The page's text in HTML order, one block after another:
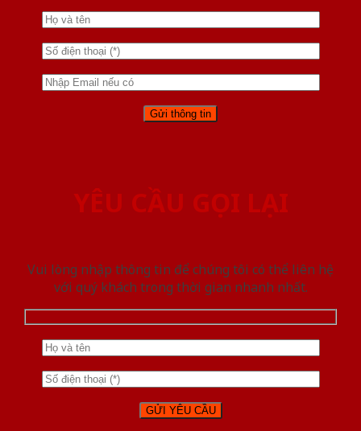
YÊU CẦU GỌI LẠI
Vui lòng nhập thông tin để chúng tôi có thể liên hệ
với quý khách trong thời gian nhanh nhất.